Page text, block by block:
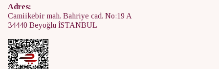
Adres:
Camiikebir mah. Bahriye cad. No:19 A
34440 Beyoğlu İSTANBUL